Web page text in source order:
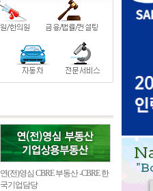
연(전)영심 CBRE 부동산 -CBRE 한
국기업담당